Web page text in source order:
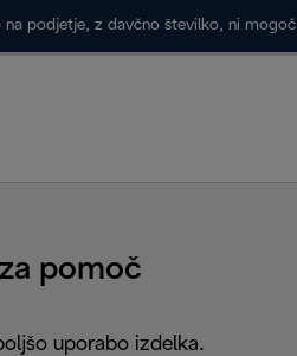
na podjetje, z davčno številko, ni mogoč
pomoč
uporabo izdelka.